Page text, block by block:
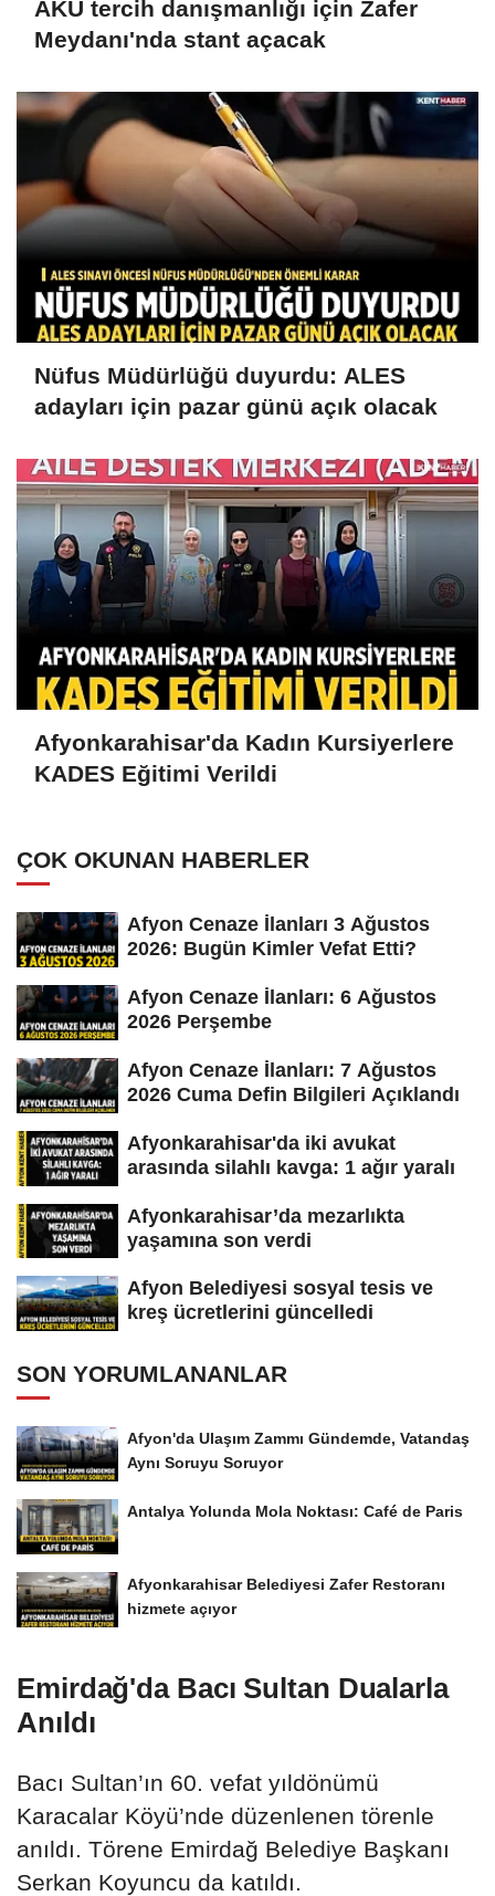
AKÜ tercih danışmanlığı için Zafer
Meydanı'nda stant açacak
Nüfus Müdürlüğü duyurdu: ALES
adayları için pazar günü açık olacak
Afyonkarahisar'da Kadın Kursiyerlere
KADES Eğitimi Verildi
ÇOK OKUNAN HABERLER
Afyon Cenaze İlanları 3 Ağustos
2026: Bugün Kimler Vefat Etti?
Afyon Cenaze İlanları: 6 Ağustos
2026 Perşembe
Afyon Cenaze İlanları: 7 Ağustos
2026 Cuma Defin Bilgileri Açıklandı
Afyonkarahisar'da iki avukat
arasında silahlı kavga: 1 ağır yaralı
Afyonkarahisar’da mezarlıkta
yaşamına son verdi
Afyon Belediyesi sosyal tesis ve
kreş ücretlerini güncelledi
SON YORUMLANANLAR
Afyon'da Ulaşım Zammı Gündemde, Vatandaş
Aynı Soruyu Soruyor
Antalya Yolunda Mola Noktası: Café de Paris
Afyonkarahisar Belediyesi Zafer Restoranı
hizmete açıyor
Emirdağ'da Bacı Sultan Dualarla
Anıldı
Bacı Sultan’ın 60. vefat yıldönümü
Karacalar Köyü’nde düzenlenen törenle
anıldı. Törene Emirdağ Belediye Başkanı
Serkan Koyuncu da katıldı.